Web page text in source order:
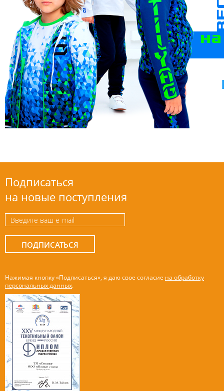
Подписаться
на новые поступления
ПОДПИСАТЬСЯ
Нажимая кнопку «Подписаться», я даю свое согласие на обработку
персональных данных.